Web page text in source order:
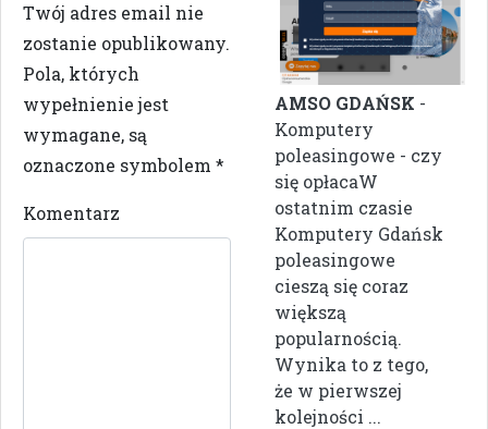
Twój adres email nie
zostanie opublikowany.
Pola, których
wypełnienie jest
wymagane, są
oznaczone symbolem *
Komentarz
AMSO GDAŃSK -
Komputery
poleasingowe - czy
się opłacaW
ostatnim czasie
Komputery Gdańsk
poleasingowe
cieszą się coraz
większą
popularnością.
Wynika to z tego,
że w pierwszej
kolejności ...